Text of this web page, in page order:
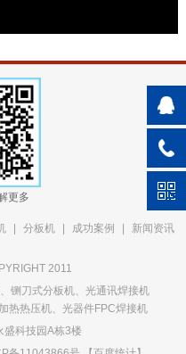
更多
分板机 成功案例
新闻资讯
2011
铡刀式分板机、光通讯焊接机
热热压机、光器件FPC焊接机
盛科技园A栋3楼